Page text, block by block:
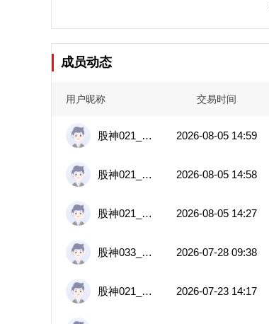
成员动态
用户昵称 交易时间
股神021_5571 2026-08-05 14:59
股神021_5571 2026-08-05 14:58
股神021_5571 2026-08-05 14:27
股神033_7891 2026-07-28 09:38
股神021_5571 2026-07-23 14:17